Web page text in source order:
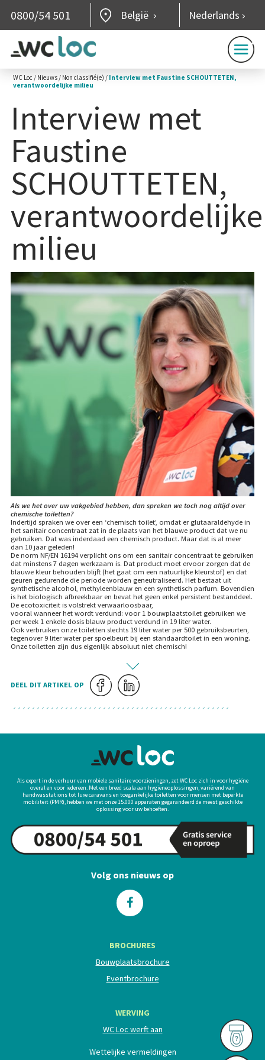
0800/54 501 België Nederlands
WC Loc / Nieuws / Non classifié(e) / Interview met Faustine SCHOUTTETEN,
verantwoordelijke milieu
Interview met
Faustine
SCHOUTTETEN,
verantwoordelijke
milieu
Als we het over uw vakgebied hebben, dan spreken we toch nog altijd over
chemische toiletten?
Indertijd spraken we over een ‘chemisch toilet’, omdat er glutaaraldehyde in
het sanitair concentraat zat in de plaats van het blauwe product dat we nu
gebruiken. Dat was inderdaad een chemisch product. Maar dat is al meer
dan 10 jaar geleden!
De norm NF/EN 16194 verplicht ons om een sanitair concentraat te gebruiken
dat minstens 7 dagen werkzaam is. Dat product moet ervoor zorgen dat de
blauwe kleur behouden blijft (het gaat om een natuurlijke kleurstof) en dat
geuren gedurende die periode worden geneutraliseerd. Het bestaat uit
synthetische alcohol, methyleenblauw en een synthetisch parfum. Bovendien
is het biologisch afbreekbaar en bevat het geen enkel persistent bestanddeel.
De ecotoxiciteit is volstrekt verwaarloosbaar,
vooral wanneer het wordt verdund: voor 1 bouwplaatstoilet gebruiken we
per week 1 enkele dosis blauw product verdund in 19 liter water.
Ook verbruiken onze toiletten slechts 19 liter water per 500 gebruiksbeurten,
tegenover 9 liter water per spoelbeurt bij een standaardtoilet in een woning.
Onze toiletten zijn dus eigenlijk absoluut niet chemisch!
DEEL DIT ARTIKEL OP
Als expert in de verhuur van mobiele sanitaire voorzieningen, zet WC Loc zich in voor hygiëne
overal en voor iedereen. Met een breed scala aan hygiëneoplossingen, variërend van
handwasstations tot luxe caravans en toegankelijke toiletten voor mensen met beperkte
mobiliteit (PMR), hebben we met onze 15.000 apparaten gegarandeerd de meest geschikte
oplossing voor uw behoeften.
Volg ons nieuws op
BROCHURES
Bouwplaatsbrochure
Eventbrochure
WERVING
WC Loc werft aan
Wettelijke vermeldingen